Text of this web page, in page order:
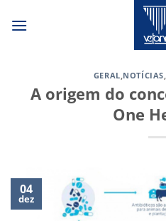
GERAL,NOTÍCIAS,
A origem do
One
04
dez